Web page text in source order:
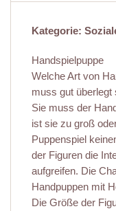
Kategorie:
Handspielpuppe
Welche Art von
muss gut überlegt
Sie muss der
ist sie zu groß
Puppenspiel
der Figuren die
aufgreifen. Die
Handpuppen mit
Die Größe der